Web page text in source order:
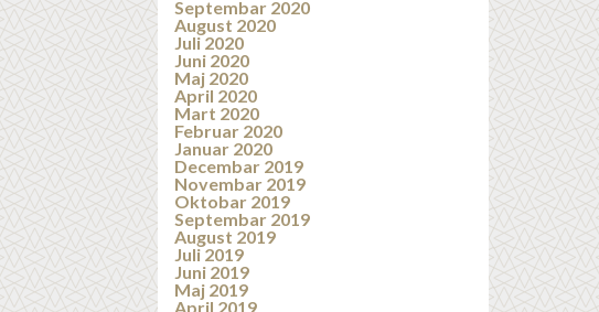
Septembar 2020
August 2020
Juli 2020
Juni 2020
Maj 2020
April 2020
Mart 2020
Februar 2020
Januar 2020
Decembar 2019
Novembar 2019
Oktobar 2019
Septembar 2019
August 2019
Juli 2019
Juni 2019
Maj 2019
April 2019